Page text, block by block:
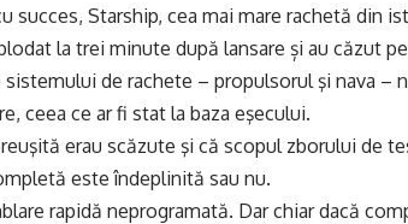
succes, Starship, cea mai mare rachetă din
la trei minute după lansare și au căzut
de rachete – propulsorul şi nava –
ceea ce ar fi stat la baza eşecului.
erau scăzute şi că scopul zborului de
este îndeplinită sau nu.
rapidă neprogramată. Dar chiar dacă